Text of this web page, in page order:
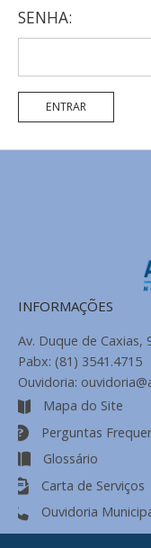
SENHA:
INFORMAÇÕES
Av. Duque de Caxias,
Pabx: (81) 3541.4715
Ouvidoria:
Mapa do Site
Perguntas
Glossário
Carta de Serviços
Ouvidoria